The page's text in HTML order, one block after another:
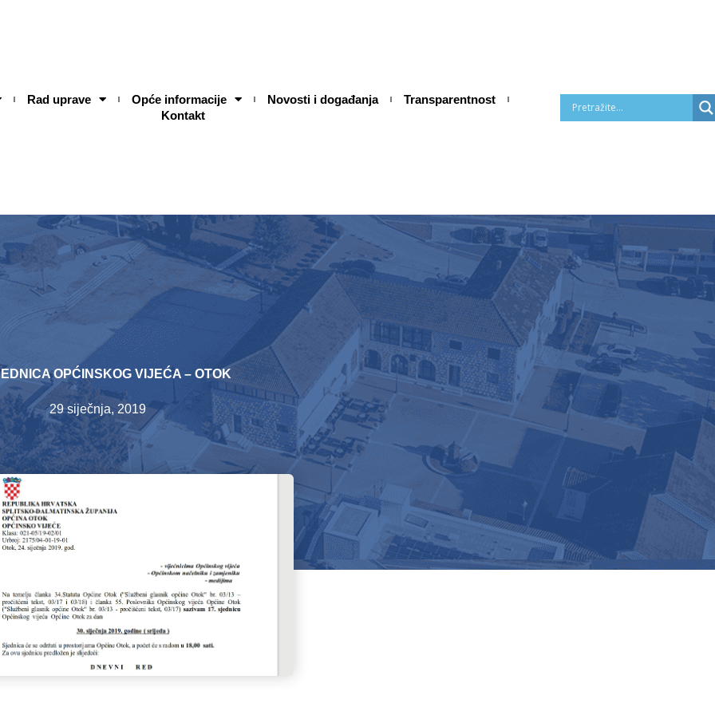
Rad uprave Opće informacije Novosti i događanja
Transparentnost
Kontakt
OPĆINSKOG VIJEĆA – OTOK
29 siječnja, 2019